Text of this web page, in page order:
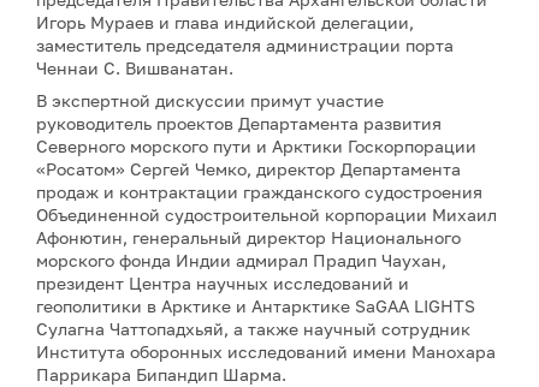
Игорь Мураев и глава индийской делегации,
заместитель председателя администрации порта
Ченнаи С. Вишванатан.
В экспертной дискуссии примут участие
руководитель проектов Департамента развития
Северного морского пути и Арктики Госкорпорации
«Росатом» Сергей Чемко, директор Департамента
продаж и контрактации гражданского судостроения
Объединенной судостроительной корпорации Михаил
Афонютин, генеральный директор Национального
морского фонда Индии адмирал Прадип Чаухан,
президент Центра научных исследований и
геополитики в Арктике и Антарктике SaGAA LIGHTS
Сулагна Чаттопадхьяй, а также научный сотрудник
Института оборонных исследований имени Манохара
Паррикара Бипандип Шарма.